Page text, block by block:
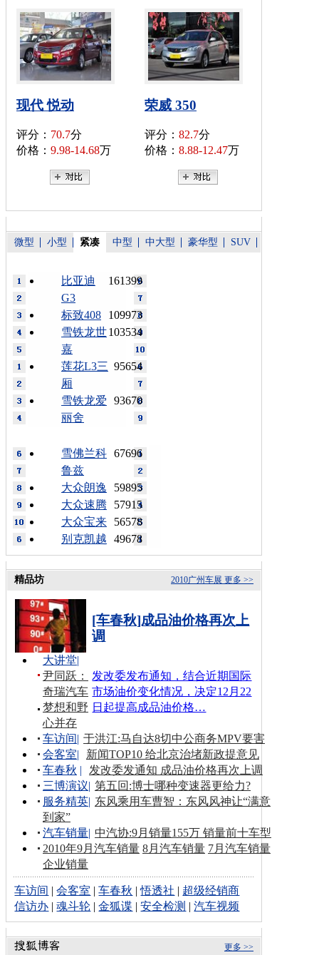
现代 悦动
评分： 70.7分
价格： 9.98-14.68万
荣威 350
评分： 82.7分
价格： 8.88-12.47万
微型 小型 紧凑 中型 中大型 豪华型 SUV
161399
比亚迪
G3
109973
标致408
103534
雪铁龙世
嘉
95654
莲花L3三
厢
93670
雪铁龙爱
丽舍
67696
雪佛兰科
鲁兹
59895
大众朗逸
57915
大众速腾
56578
大众宝来
49678
别克凯越
更多 >>
2010广州车展
精品坊
[车春秋]成品油价格再次上
调
发改委发布通知，结合近期国际
市场油价变化情况，决定12月22
日起提高成品油价格…
大讲堂|
尹同跃：
奇瑞汽车
梦想和野
心并存
车访间| 于洪江:马自达8切中公商务MPV要害
会客室|
新闻TOP10 给北京治堵新政提意见
车春秋 |
发改委发通知 成品油价格再次上调
三博演议| 第五回:博士哪种变速器更给力?
服务精英| 东风乘用车曹智：东风风神让“满意
到家”
汽车销量| 中汽协:9月销量155万 销量前十车型
2010年9月汽车销量 8月汽车销量 7月汽车销量
企业销量
车访间 |会客室 |车春秋 |悟透社 | 超级经销商
信访办 |魂斗轮 |金狐谍 |安全检测 |汽车视频
更多 >>